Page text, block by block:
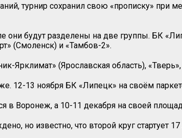
турнир сохранил свою «прописку» при
они будут разделены на две группы. БК
(Смоленск) и «Тамбов-2».
Ярклимат» (Ярославская область),
12-13 ноября БК «Липецк» на своём
в Воронеж, а 10-11 декабря на своей
но известно, что второй круг стартует